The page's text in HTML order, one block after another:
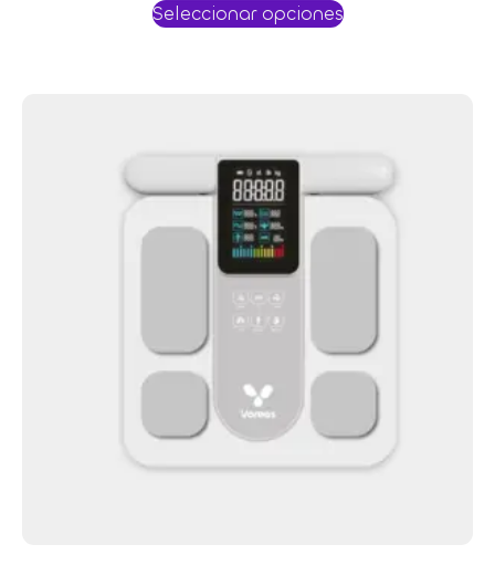
Seleccionar opciones